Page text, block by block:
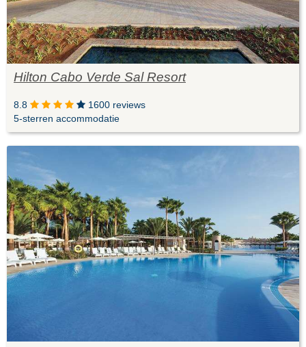
Hilton Cabo Verde Sal Resort
8.8
1600 reviews
5-sterren accommodatie